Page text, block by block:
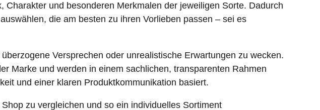
und besonderen Merkmalen der jeweiligen Sorte. Dadurch
die am besten zu ihren Vorlieben passen – sei es
Versprechen oder unrealistische Erwartungen zu wecken.
Marke und werden in einem sachlichen, transparenten Rahmen
und einer klaren Produktkommunikation basiert.
zu vergleichen und so ein individuelles Sortiment